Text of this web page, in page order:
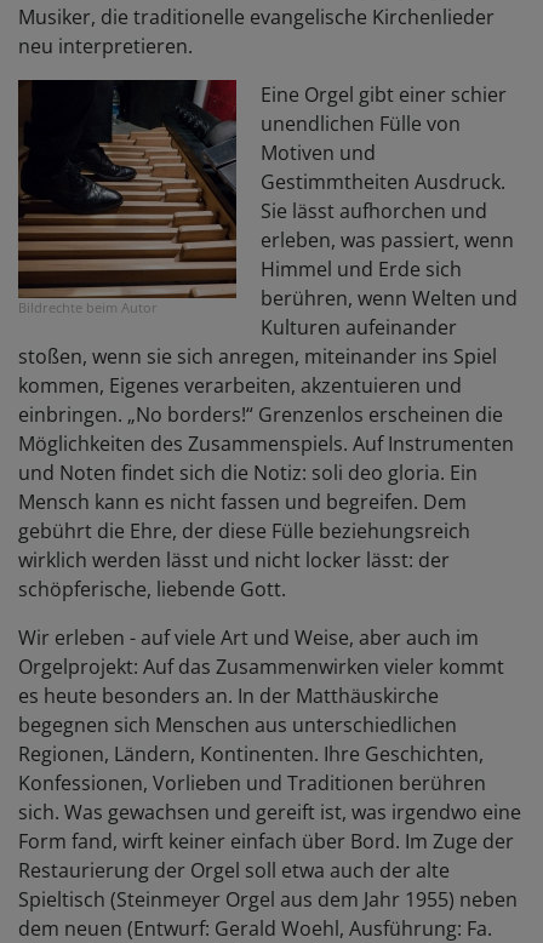
Musiker, die traditionelle evangelische Kirchenlieder
neu interpretieren.
Bildrechte beim Autor
Eine Orgel gibt einer schier
unendlichen Fülle von
Motiven und
Gestimmtheiten Ausdruck.
Sie lässt aufhorchen und
erleben, was passiert, wenn
Himmel und Erde sich
berühren, wenn Welten und
Kulturen aufeinander
stoßen, wenn sie sich anregen, miteinander ins Spiel
kommen, Eigenes verarbeiten, akzentuieren und
einbringen. „No borders!“ Grenzenlos erscheinen die
Möglichkeiten des Zusammenspiels. Auf Instrumenten
und Noten findet sich die Notiz: soli deo gloria. Ein
Mensch kann es nicht fassen und begreifen. Dem
gebührt die Ehre, der diese Fülle beziehungsreich
wirklich werden lässt und nicht locker lässt: der
schöpferische, liebende Gott.
Wir erleben - auf viele Art und Weise, aber auch im
Orgelprojekt: Auf das Zusammenwirken vieler kommt
es heute besonders an. In der Matthäuskirche
begegnen sich Menschen aus unterschiedlichen
Regionen, Ländern, Kontinenten. Ihre Geschichten,
Konfessionen, Vorlieben und Traditionen berühren
sich. Was gewachsen und gereift ist, was irgendwo eine
Form fand, wirft keiner einfach über Bord. Im Zuge der
Restaurierung der Orgel soll etwa auch der alte
Spieltisch (Steinmeyer Orgel aus dem Jahr 1955) neben
dem neuen (Entwurf: Gerald Woehl, Ausführung: Fa.